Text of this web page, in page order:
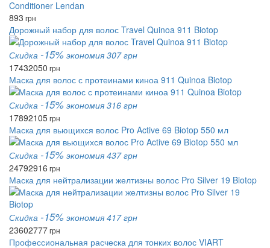
893 грн
Дорожный набор для волос Travel Quinoa 911 Biotop
Скидка -15% экономия 307 грн
17432050 грн
Маска для волос с протеинами киноа 911 Quinoa Biotop
Скидка -15% экономия 316 грн
17892105грн
Маска для вьющихся волос Pro Active 69 Biotop 550 мл
Скидка -15% экономия 437 грн
24792916 грн
Маска для нейтрализации желтизны волос Pro Silver 19 Biotop
Скидка -15% экономия 417 грн
23602777грн
Профессиональная расческа для тонких волос VIART